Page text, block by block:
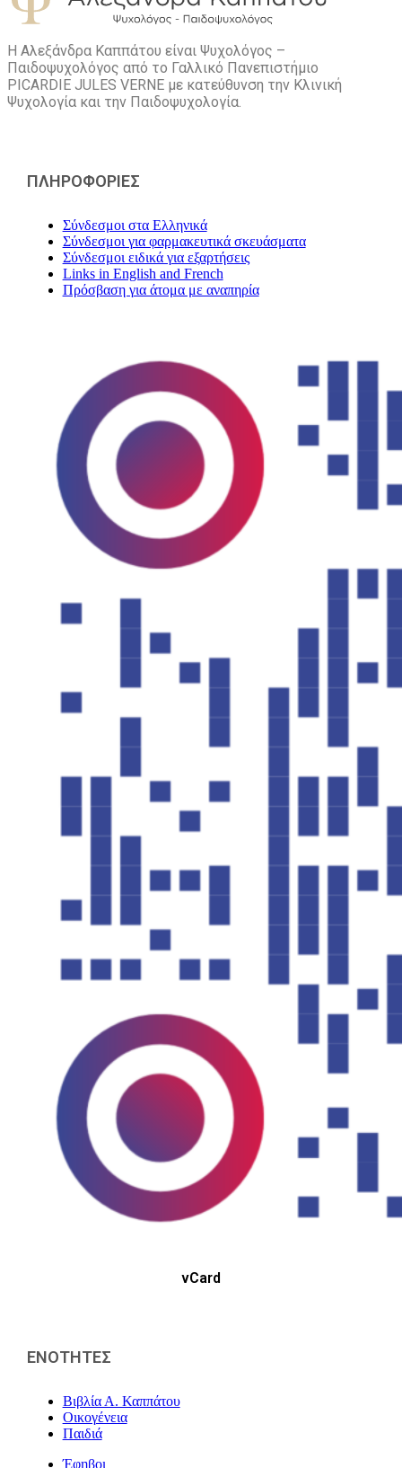
Η Αλεξάνδρα Καππάτου είναι Ψυχολόγος –
Παιδοψυχολόγος από το Γαλλικό Πανεπιστήμιο
PICARDIE JULES VERNE με κατεύθυνση την Kλινική
Ψυχολογία και την Παιδοψυχολογία.
ΠΛΗΡΟΦΟΡΙΕΣ
Σύνδεσμοι στα Ελληνικά
Σύνδεσμοι για φαρμακευτικά σκευάσματα
Σύνδεσμοι ειδικά για εξαρτήσεις
Links in English and French
Πρόσβαση για άτομα με αναπηρία
vCard
ΕΝΟΤΗΤΕΣ
Βιβλία Α. Καππάτου
Οικογένεια
Παιδιά
Έφηβοι